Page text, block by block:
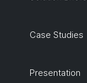
Case Studies
Presentation